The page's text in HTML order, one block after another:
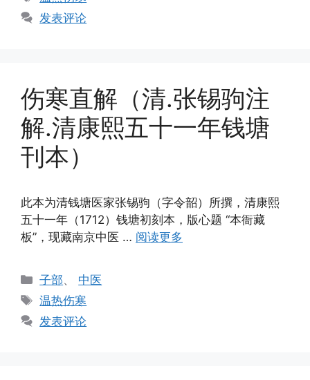
签
发表评论
伤寒直解（清.张锡驹注
解.清康熙五十一年钱塘
刊本）
此本为清钱塘医家张锡驹（字令韶）所撰，清康熙
五十一年（1712）钱塘初刻本，版心题 “本衙藏
板”，现藏南京中医 … 阅读更多
分
类
子部、 中医
标
签
温热伤寒
发表评论